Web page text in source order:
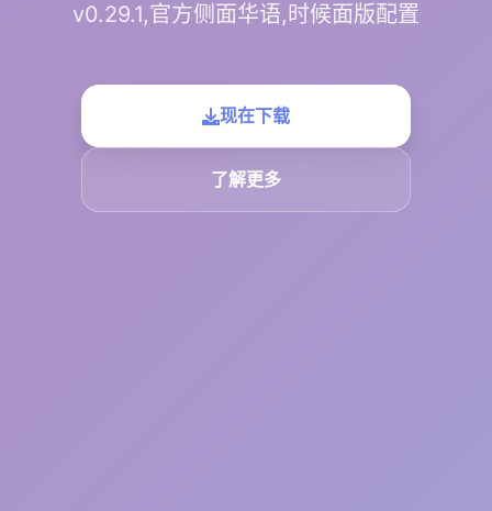
v0.29.1,官方侧面华语,时候面版配置
现在下载
了解更多